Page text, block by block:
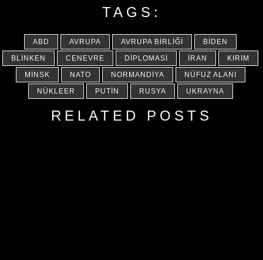
TAGS:
ABD AVRUPA AVRUPA BIRLIĞI
BIDEN
BLINKEN
CENEVRE DIPLOMASI İRAN
KIRIM
MINSK
NATO NORMANDIYA
NÜFUZ ALANI
NÜKLEER
PUTIN RUSYA UKRAYNA
RELATED POSTS